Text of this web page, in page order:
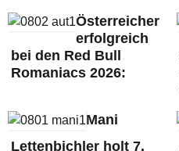
Österreicher
erfolgreich
bei den Red Bull
Romaniacs 2026:
Mani
Lettenbichler holt 7.